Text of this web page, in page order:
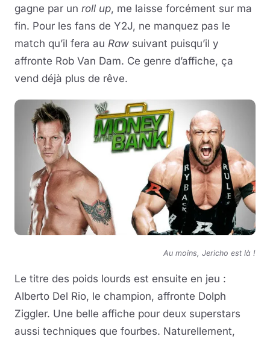
gagne par un roll up, me laisse forcément sur ma
fin. Pour les fans de Y2J, ne manquez pas le
match qu’il fera au Raw suivant puisqu’il y
affronte Rob Van Dam. Ce genre d’affiche, ça
vend déjà plus de rêve.
Au moins, Jericho est là !
Le titre des poids lourds est ensuite en jeu :
Alberto Del Rio, le champion, affronte Dolph
Ziggler. Une belle affiche pour deux superstars
aussi techniques que fourbes. Naturellement,